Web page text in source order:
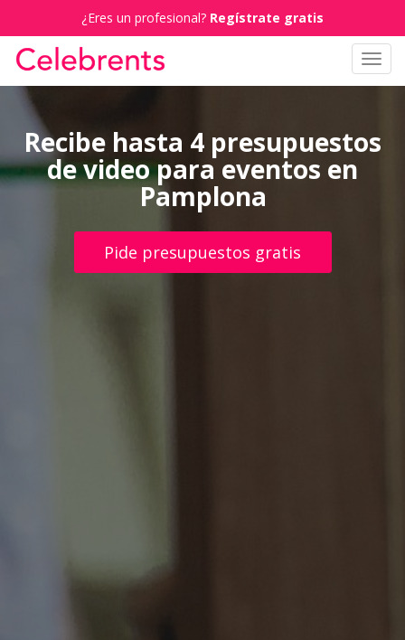
¿Eres un profesional? Regístrate gratis
Recibe hasta 4 presupuestos
de video para eventos en
Pamplona
Pide presupuestos gratis